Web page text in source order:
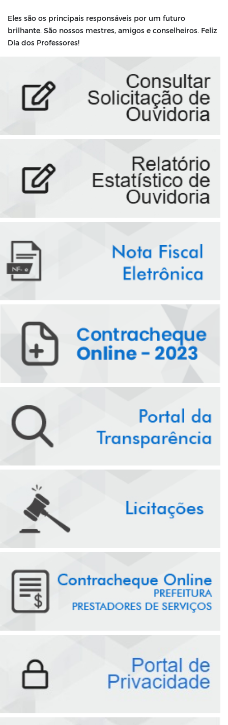
Eles são os principais responsáveis por um futuro
brilhante. São nossos mestres, amigos e conselheiros. Feliz
Dia dos Professores!